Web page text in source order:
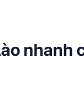
nhanh